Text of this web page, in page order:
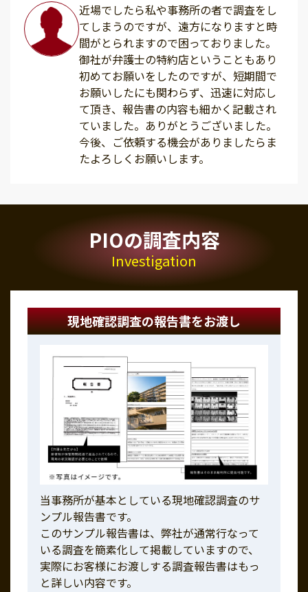
近場でしたら私や事務所の者で調査をし
てしまうのですが、遠方になりますと時
間がとられますので困っておりました。
御社が弁護士の特約店ということもあり
初めてお願いをしたのですが、短期間で
お願いしたにも関わらず、迅速に対応し
て頂き、報告書の内容も細かく記載され
ていました。ありがとうございました。
今後、ご依頼する機会がありましたらま
たよろしくお願いします。
PIOの調査内容
Investigation
現地確認調査の報告書をお渡し
当事務所が基本としている現地確認調査のサ
ンプル報告書です。
このサンプル報告書は、弊社が通常行なって
いる調査を簡素化して掲載していますので、
実際にお客様にお渡しする調査報告書はもっ
と詳しい内容です。